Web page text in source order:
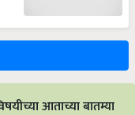
आताच्या बातम्या